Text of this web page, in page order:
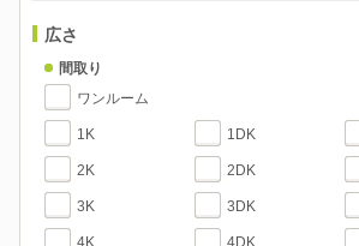
広さ
間取り
ワンルーム
1K 1DK
2K 2DK
3K 3DK
4K 4DK